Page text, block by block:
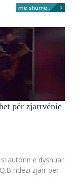
më shumë...
për zjarrvënie
autorin e dyshuar
ndezi zjarr për